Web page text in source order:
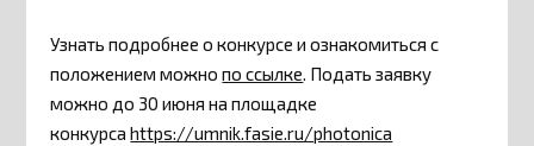
Узнать подробнее о конкурсе и ознакомиться с
положением можнопо ссылке. Подать заявку
можно до 30 июня на площадке
конкурсаhttps://umnik.fasie.ru/photonica